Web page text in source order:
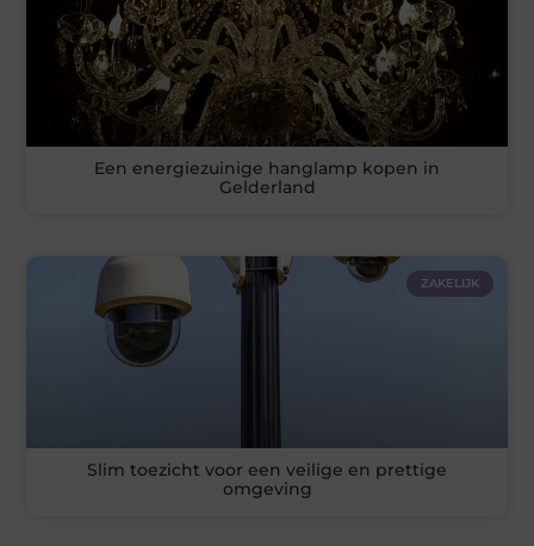
Een energiezuinige hanglamp kopen in
Gelderland
ZAKELIJK
Slim toezicht voor een veilige en prettige
omgeving